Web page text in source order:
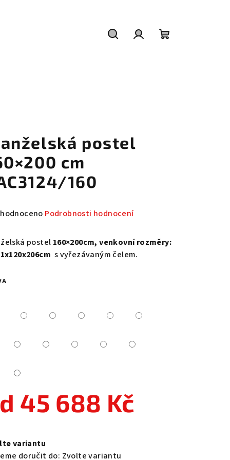
postel
cm
160
Podrobnosti hodnocení
postel 160×200cm, venkovní rozměry:
s vyřezávaným čelem.
45 688 Kč
variantu
doručit do: Zvolte variantu